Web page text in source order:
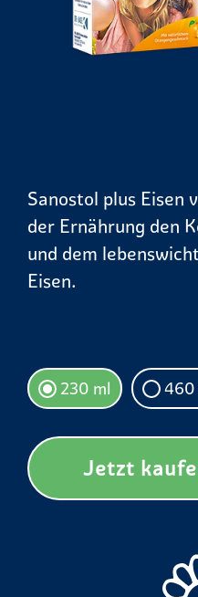
Sanostol plus Eisen
der Ernährung den
und dem
Eisen.
230 ml 460
Jetzt